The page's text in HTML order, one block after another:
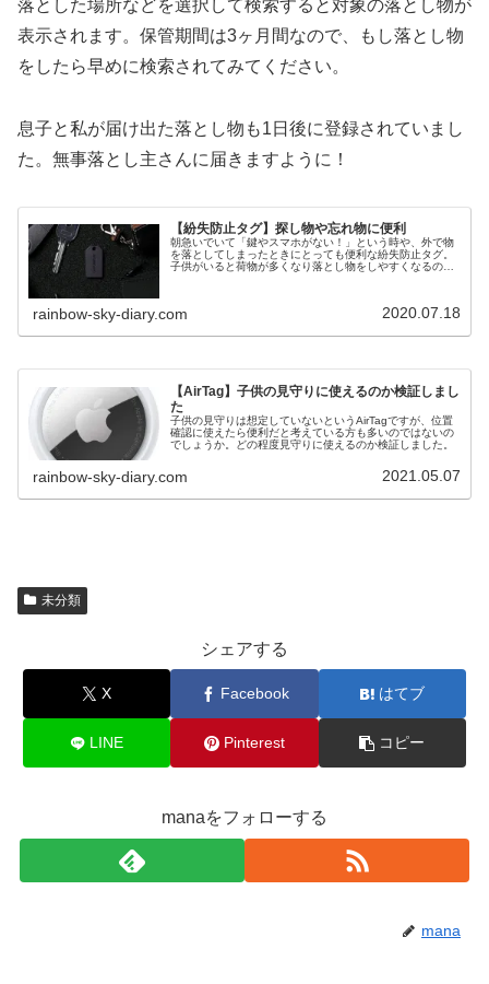
落とした場所などを選択して検索すると対象の落とし物が
表示されます。保管期間は3ヶ月間なので、もし落とし物
をしたら早めに検索されてみてください。
息子と私が届け出た落とし物も1日後に登録されていまし
た。無事落とし主さんに届きますように！
【紛失防止タグ】探し物や忘れ物に便利
朝急いでいて「鍵やスマホがない！」という時や、外で物
を落としてしまったときにとっても便利な紛失防止タグ。
子供がいると荷物が多くなり落とし物をしやすくなるので
rainbow-sky-diary.com 2020.07.18
【AirTag】子供の見守りに使えるのか検証しまし
た
子供の見守りは想定していないというAirTagですが、位置
確認に使えたら便利だと考えている方も多いのではないの
でしょうか。どの程度見守りに使えるのか検証しました。
rainbow-sky-diary.com 2021.05.07
未分類
シェアする
X Facebook はてブ
LINE Pinterest コピー
manaをフォローする
mana